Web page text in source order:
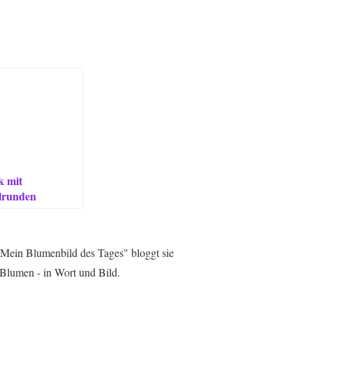
mit
Blumenbild des Tages" bloggt sie
- in Wort und Bild.